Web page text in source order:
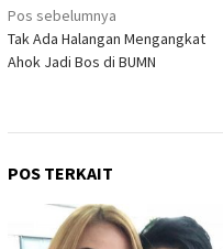
Navigasi
pos
Pos sebelumnya
Tak Ada Halangan Mengangkat
Ahok Jadi Bos di BUMN
POS TERKAIT